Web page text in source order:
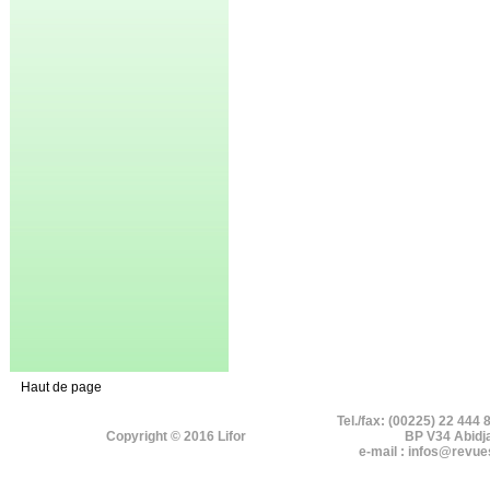
Haut de page
Copyright © 2016 Lifor
Tel./fax: (00225) 22 444
BP V34
e-mail :